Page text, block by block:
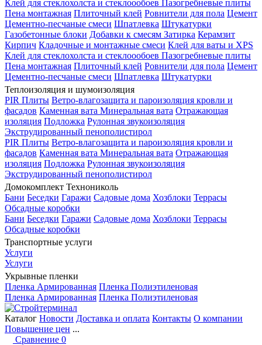
Клей для стеклохолста и стеклоообоев Пазогребневые плиты
Пена монтажная Плиточный клей Ровнители для пола Цемент
Цементно-песчаные смеси Шпатлевка Штукатурки
Газобетонные блоки Добавки к смесям Затирка Керамзит
Кирпич Кладочные и монтажные смеси Клей для ваты и XPS
Клей для стеклохолста и стеклоообоев Пазогребневые плиты
Пена монтажная Плиточный клей Ровнители для пола Цемент
Цементно-песчаные смеси Шпатлевка Штукатурки
Теплоизоляция и шумоизоляция
PIR Плиты Ветро-влагозащита и пароизоляция кровли и
фасадов Каменная вата Минеральная вата Отражающая
изоляция Подложка Рулонная звукоизоляция
Экструдированный пенополистирол
PIR Плиты Ветро-влагозащита и пароизоляция кровли и
фасадов Каменная вата Минеральная вата Отражающая
изоляция Подложка Рулонная звукоизоляция
Экструдированный пенополистирол
Домокомплект Технониколь
Бани Беседки Гаражи Садовые дома Хозблоки Террасы
Обсадные коробки
Бани Беседки Гаражи Садовые дома Хозблоки Террасы
Обсадные коробки
Транспортные услуги
Услуги
Услуги
Укрывные пленки
Пленка Армированная Пленка Полиэтиленовая
Пленка Армированная Пленка Полиэтиленовая
Каталог Новости Доставка и оплата Контакты О компании
Повышение цен ...
Сравнение 0